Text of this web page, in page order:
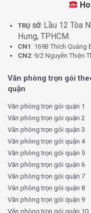
TRỤ SỞ: Lầu 12 Tòa
Hưng, TPHCM.
CN1 : 169B Thích Quảng
CN2: 9/2 Nguyễn Thiện
Văn phòng trọn gói
quận
Văn phòng trọn gói quận 1
Văn phòng trọn gói quận 2
Văn phòng trọn gói quận 3
Văn phòng trọn gói quận 4
Văn phòng trọn gói quận 5
Văn phòng trọn gói quận 6
Văn phòng trọn gói quận 7
Văn phòng trọn gói quận 8
Văn phòng trọn gói quận 9
Văn phòng trọn gói quận 10